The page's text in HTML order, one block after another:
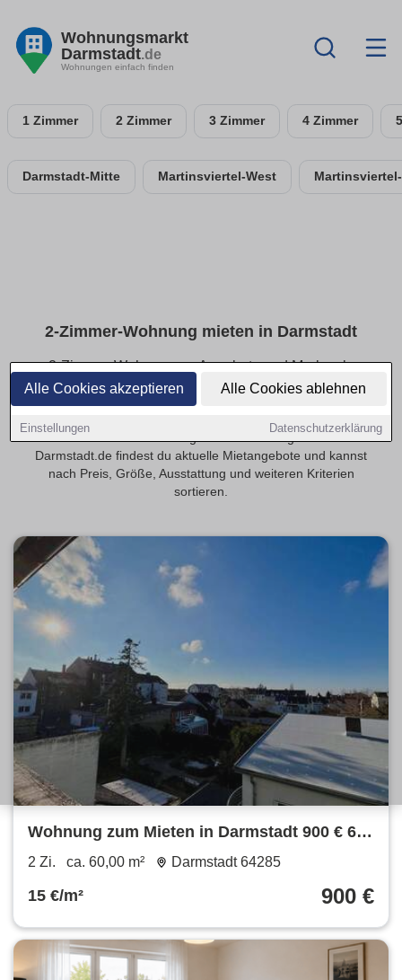
Alle Cookies akzeptieren Alle Cookies ablehnen
Einstellungen Datenschutzerklärung
Wohnungsmarkt
Darmstadt.de
Wohnungen einfach finden
1 Zimmer 2 Zimmer 3 Zimmer 4 Zimmer
Darmstadt-Mitte Martinsviertel-West
2-Zimmer-Wohnung mieten in Darmstadt
2-Zimmer-Wohnungen: Angebote und Merkmale
vergleichen
Paaren und Berufstätigen. Auf Wohnungsmarkt-
Darmstadt.de findest du aktuelle Mietangebote und kannst
nach Preis, Größe, Ausstattung und weiteren Kriterien
sortieren.
Wohnung zum Mieten in Darmstadt 900 € 60
m²
2 Zi. ca. 60,00 m² Darmstadt 64285
15 €/m² 900 €